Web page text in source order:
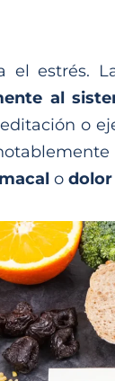
el estrés.
al
o
o